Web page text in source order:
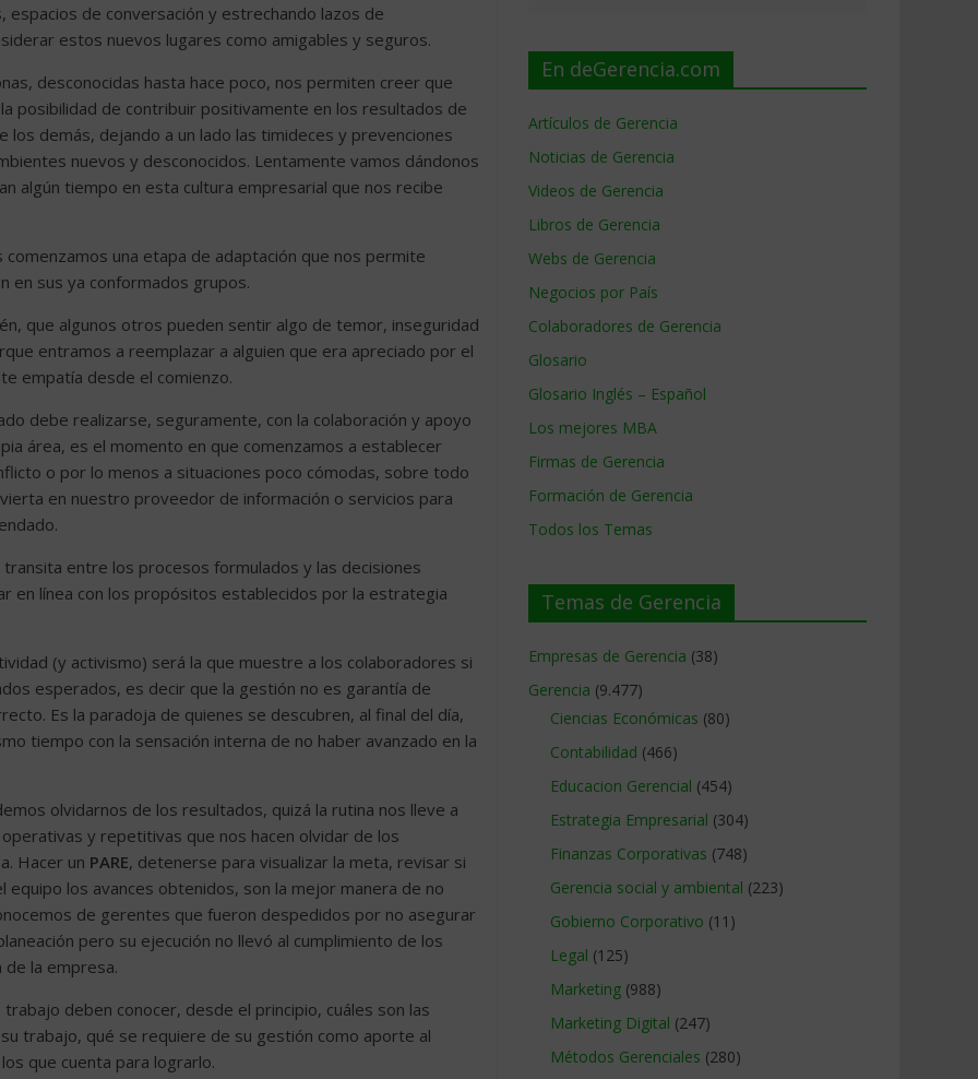
de conversación y estrechando lazos de
estos nuevos lugares como amigables y seguros.
desconocidas hasta hace poco, nos permiten creer que
posibilidad de contribuir positivamente en los resultados de
los demás, dejando a un lado las timideces y prevenciones
nuevos y desconocidos. Lentamente vamos dándonos
algún tiempo en esta cultura empresarial que nos recibe
una etapa de adaptación que nos permite
en sus ya conformados grupos.
que algunos otros pueden sentir algo de temor, inseguridad
entramos a reemplazar a alguien que era apreciado por el
empatía desde el comienzo.
debe realizarse, seguramente, con la colaboración y apoyo
área, es el momento en que comenzamos a establecer
o por lo menos a situaciones poco cómodas, sobre todo
en nuestro proveedor de información o servicios para
entre los procesos formulados y las decisiones
en línea con los propósitos establecidos por la estrategia
(y activismo) será la que muestre a los colaboradores si
esperados, es decir que la gestión no es garantía de
Es la paradoja de quienes se descubren, al final del día,
tiempo con la sensación interna de no haber avanzado en la
olvidarnos de los resultados, quizá la rutina nos lleve a
y repetitivas que nos hacen olvidar de los
Hacer un PARE, detenerse para visualizar la meta, revisar si
los avances obtenidos, son la mejor manera de no
de gerentes que fueron despedidos por no asegurar
pero su ejecución no llevó al cumplimiento de los
la empresa.
deben conocer, desde el principio, cuáles son las
trabajo, qué se requiere de su gestión como aporte al
que cuenta para lograrlo.
En deGerencia.com
Artículos de Gerencia
Noticias de Gerencia
Videos de Gerencia
Libros de Gerencia
Webs de Gerencia
Negocios por País
Colaboradores de Gerencia
Glosario
Glosario Inglés – Español
Los mejores MBA
Firmas de Gerencia
Formación de Gerencia
Todos los Temas
Temas de Gerencia
Empresas de Gerencia (38)
Gerencia (9.477)
Ciencias Económicas (80)
Contabilidad (466)
Educacion Gerencial (454)
Estrategia Empresarial (304)
Finanzas Corporativas (748)
Gerencia social y ambiental (223)
Gobierno Corporativo (11)
Legal (125)
Marketing (988)
Marketing Digital (247)
Métodos Gerenciales (280)